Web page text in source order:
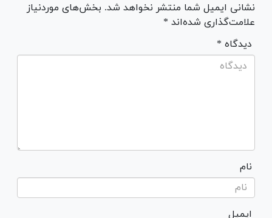
نشانی ایمیل شما منتشر نخواهد شد. بخش‌های موردنیاز
علامت‌گذاری شده‌اند *
* دیدگاه
نام
ایمیل